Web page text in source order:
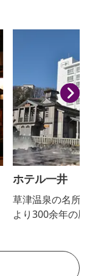
ホテル一井
草津温泉の名所
より300余年の
せ、日本三名